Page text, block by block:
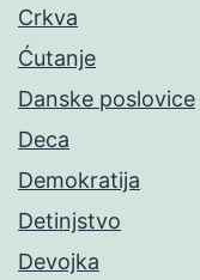
Crkva
Ćutanje
Danske poslovice
Deca
Demokratija
Detinjstvo
Devojka